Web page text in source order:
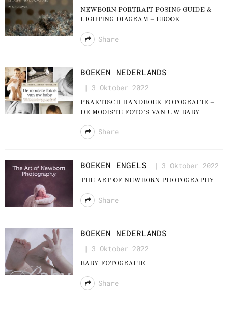
NEWBORN PORTRAIT POSING GUIDE &
LIGHTING DIAGRAM – EBOOK
Share
BOEKEN NEDERLANDS
3 Oktober 2022
PRAKTISCH HANDBOEK FOTOGRAFIE –
DE MOOISTE FOTO’S VAN UW BABY
Share
BOEKEN ENGELS 3 Oktober 2022
THE ART OF NEWBORN PHOTOGRAPHY
Share
BOEKEN NEDERLANDS
3 Oktober 2022
BABY FOTOGRAFIE
Share